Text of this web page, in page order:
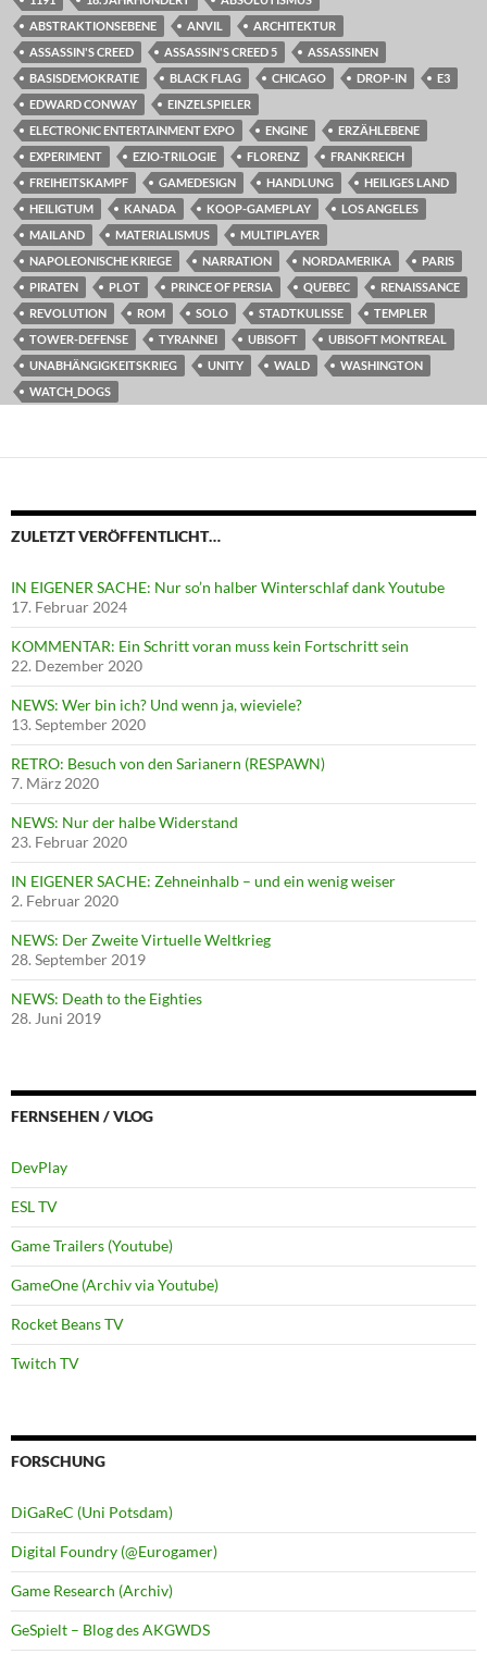
ABSTRAKTIONSEBENE
ANVIL
ARCHITEKTUR
ASSASSIN'S CREED
ASSASSIN'S CREED 5
ASSASSINEN
BASISDEMOKRATIE
BLACK FLAG CHICAGO DROP-IN
E3
EDWARD CONWAY
EINZELSPIELER
ELECTRONIC ENTERTAINMENT EXPO
ENGINE
ERZÄHLEBENE
EXPERIMENT
EZIO-TRILOGIE FLORENZ
FRANKREICH
FREIHEITSKAMPF
GAMEDESIGN HANDLUNG
HEILIGES LAND
HEILIGTUM
KANADA KOOP-GAMEPLAY
LOS ANGELES
MAILAND
MATERIALISMUS
MULTIPLAYER
NAPOLEONISCHE KRIEGE
NARRATION NORDAMERIKA
PARIS
PIRATEN
PLOT PRINCE OF PERSIA QUEBEC
RENAISSANCE
REVOLUTION
ROM SOLO STADTKULISSE
TEMPLER
TOWER-DEFENSE
TYRANNEI UBISOFT
UBISOFT MONTREAL
UNABHÄNGIGKEITSKRIEG
UNITY WALD
WASHINGTON
WATCH_DOGS
ZULETZT VERÖFFENTLICHT…
IN EIGENER SACHE: Nur so’n halber Winterschlaf dank Youtube
17. Februar 2024
KOMMENTAR: Ein Schritt voran muss kein Fortschritt sein
22. Dezember 2020
NEWS: Wer bin ich? Und wenn ja, wieviele?
13. September 2020
RETRO: Besuch von den Sarianern (RESPAWN)
7. März 2020
NEWS: Nur der halbe Widerstand
23. Februar 2020
IN EIGENER SACHE: Zehneinhalb – und ein wenig weiser
2. Februar 2020
NEWS: Der Zweite Virtuelle Weltkrieg
28. September 2019
NEWS: Death to the Eighties
28. Juni 2019
FERNSEHEN / VLOG
DevPlay
ESL TV
Game Trailers (Youtube)
GameOne (Archiv via Youtube)
Rocket Beans TV
Twitch TV
FORSCHUNG
DiGaReC (Uni Potsdam)
Digital Foundry (@Eurogamer)
Game Research (Archiv)
GeSpielt – Blog des AKGWDS